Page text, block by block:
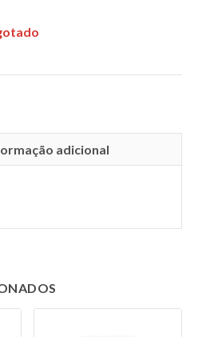
adicional